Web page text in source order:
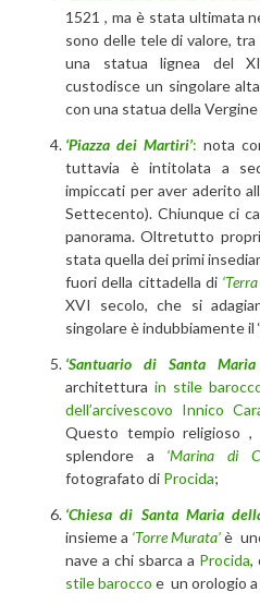
1521 , ma è stata ultimata
sono delle tele di valore, tra
una statua lignea del
custodisce un singolare
con una statua della
‘Piazza dei Martiri’: nota
tuttavia è intitolata a
impiccati per aver aderito
Settecento). Chiunque ci
panorama. Oltretutto
stata quella dei primi
fuori della cittadella di
XVI secolo, che si
singolare è indubbiamente il ‘
‘Santuario di Santa
architettura in stile
dell’arcivescovo Innico
Questo tempio religioso
splendore a ‘Marina di
fotografato di Procida;
‘Chiesa di Santa Maria
insieme a ‘Torre Murata’è
nave a chi sbarca a Procida,
stile barocco e un orologio